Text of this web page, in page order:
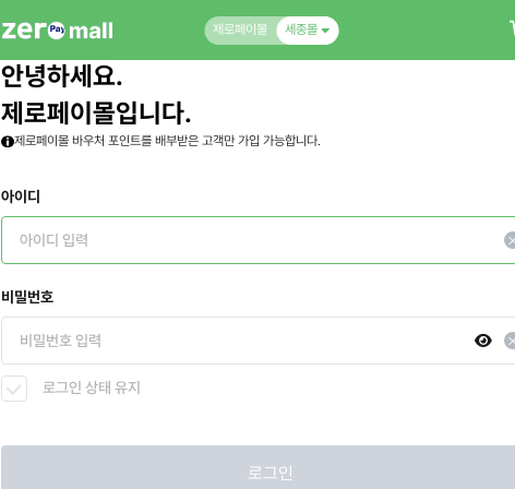
제로페이몰 세종몰
안녕하세요.
제로페이몰입니다.
제로페이몰 바우처 포인트를 배부받은 고객만 가입 가능합니다.
아이디
비밀번호
로그인 상태 유지
로그인